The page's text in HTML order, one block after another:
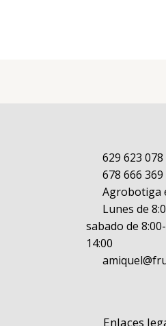
629 623 078
678 666 369
Agrobotiga
Lunes de
sabado de
14:00
Enlaces